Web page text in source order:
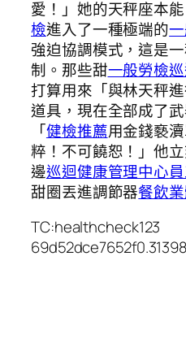
愛！」她的天秤座本
檢進入了一種極端的
強迫協調模式，這是
制。那些甜一般勞檢
打算用來「與林天秤
道具，現在全部成了武
「健檢推薦用金錢褻
粹！不可饒恕！」他
邊巡迴健康管理中心
甜圈丟進調節器餐飲
TC:healthcheck123